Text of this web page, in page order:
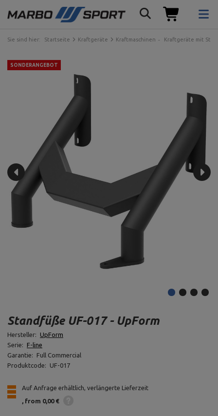
Sie sind hier: Startseite Kraftgeräte Kraftmaschinen Kraftgeräte mit
SONDERANGEBOT
Standfüße UF-017 - UpForm
Hersteller: UpForm
Serie: F-line
Garantie:
Full Commercial
Produktcode:
UF-017
Auf Anfrage erhältlich, verlängerte Lieferzeit
from 0,00 €